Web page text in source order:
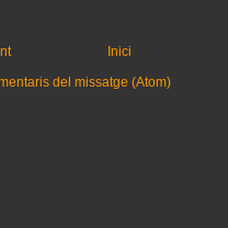
Inici
del missatge (Atom)